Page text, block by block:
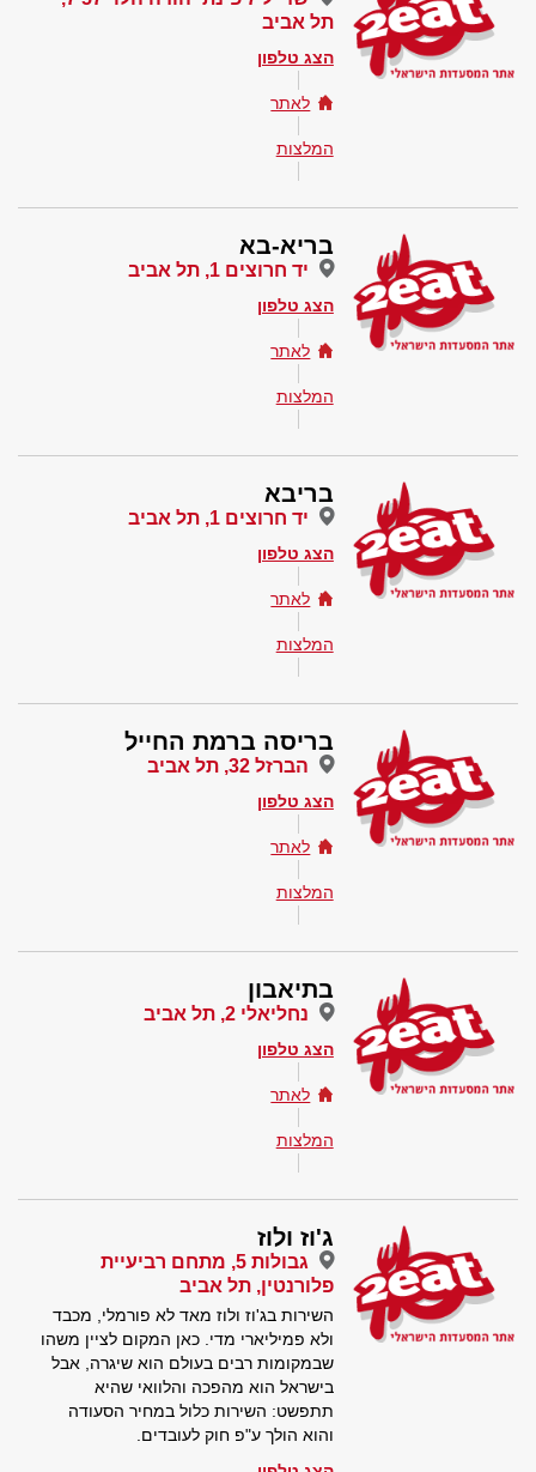
תל אביב
הצג טלפון
לאתר
המלצות
בריא-בא
יד חרוצים 1, תל אביב
הצג טלפון
לאתר
המלצות
בריבא
יד חרוצים 1, תל אביב
הצג טלפון
לאתר
המלצות
בריסה ברמת החייל
הברזל 32, תל אביב
הצג טלפון
לאתר
המלצות
בתיאבון
נחליאלי 2, תל אביב
הצג טלפון
לאתר
המלצות
ג'וז ולוז
גבולות 5, מתחם רביעיית
פלורנטין, תל אביב
השירות בג'וז ולוז מאד לא פורמלי, מכבד
ולא פמיליארי מדי. כאן המקום לציין משהו
שבמקומות רבים בעולם הוא שיגרה, אבל
בישראל הוא מהפכה והלוואי שהיא
תתפשט: השירות כלול במחיר הסעודה
והוא הולך ע"פ חוק לעובדים.